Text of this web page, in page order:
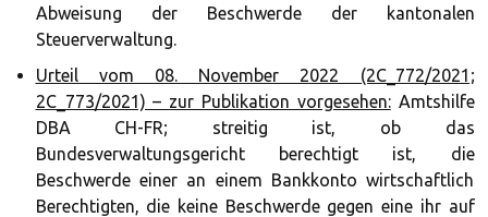
Abweisung der Beschwerde der kantonalen
Steuerverwaltung.
Urteil vom 08. November 2022 (2C_772/2021;
2C_773/2021) – zur Publikation vorgesehen:Amtshilfe
DBA CH-FR; streitig ist, ob das
Bundesverwaltungsgericht berechtigt ist, die
Beschwerde einer an einem Bankkonto wirtschaftlich
Berechtigten, die keine Beschwerde gegen eine ihr auf